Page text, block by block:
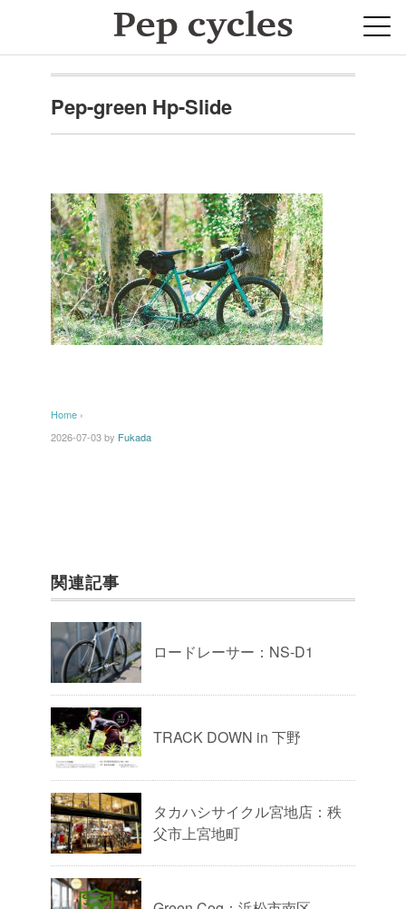
Pep-green Hp-Slide
Home ›
2026-07-03by Fukada
関連記事
ロードレーサー：NS-D1
TRACK DOWN in 下野
タカハシサイクル宮地店：秩
父市上宮地町